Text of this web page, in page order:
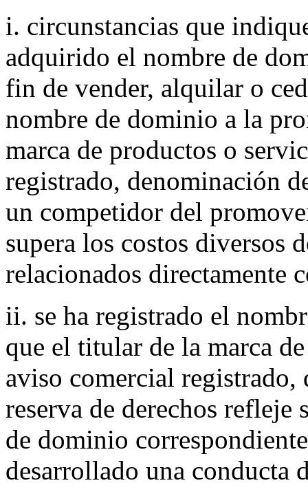
i. circunstancias que
adquirido el nombre de
fin de vender, alquilar o
nombre de dominio a la
marca de productos o
registrado, denominación
un competidor del
supera los costos diversos
relacionados directamente
ii. se ha registrado el
que el titular de la marca
aviso comercial
reserva de derechos
de dominio
desarrollado una conducta